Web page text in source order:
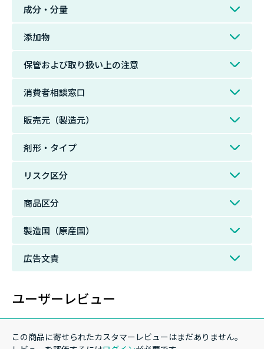
成分・分量
添加物
保管および取り扱い上の注意
消費者相談窓口
販売元（製造元）
剤形・タイプ
リスク区分
商品区分
製造国（原産国）
広告文責
ユーザーレビュー
この商品に寄せられたカスタマーレビューはまだありません。